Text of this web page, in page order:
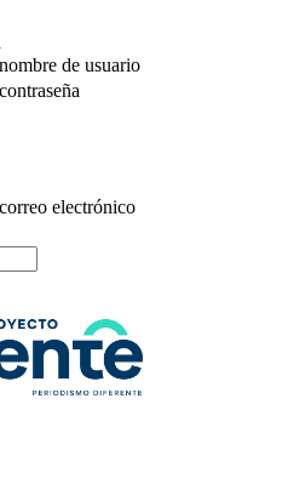
de usuario
electrónico